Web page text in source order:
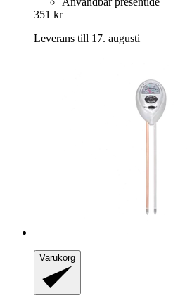
351 kr
Leverans till 17. augusti
Varukorg